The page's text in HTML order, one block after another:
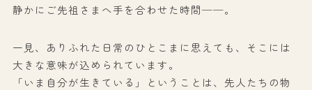
静かにご先祖さまへ手を合わせた時間──。
一見、ありふれた日常のひとこまに思えても、そこには
大きな意味が込められています。
「いま自分が生きている」ということは、先人たちの物